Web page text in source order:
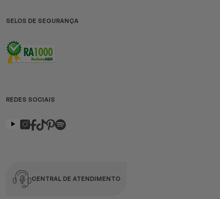
SELOS DE SEGURANÇA
REDES SOCIAIS
CENTRAL DE ATENDIMENTO